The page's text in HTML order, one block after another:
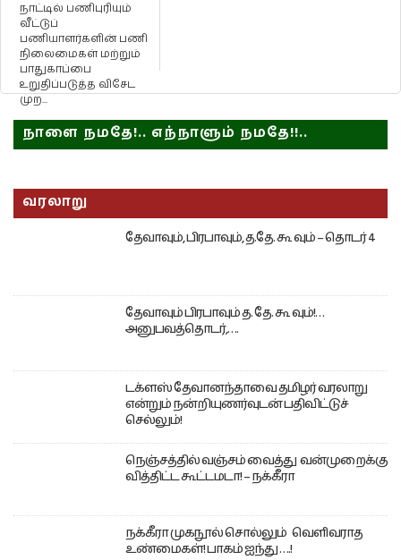
நாட்டில் பணிபுரியும்
வீட்டுப்
பணியாளர்களின் பணி
நிலைமைகள் மற்றும்
பாதுகாப்பை
உறுதிப்படுத்த விசேட
முற...
நாளை நமதே!.. எந்நாளும் நமதே!!..
வரலாறு
தேவாவும், பிரபாவும், த.தே. கூ வும் – தொடர் 4
தேவாவும் பிரபாவும் த. தே. கூ வும்!…
அனுபவத்தொடர்,….
டக்ளஸ் தேவானந்தாவை தமிழர் வரலாறு
என்றும் நன்றியுணர்வுடன் பதிவிட்டுச்
செல்லும்!
நெஞ்சத்தில் வஞ்சம் வைத்து வன்முறைக்கு
வித்திட்ட கூட்டமடா! – நக்கீரா
நக்கீரா முகநூல் சொல்லும் வெளிவராத
உண்மைகள்! பாகம் ஐந்து ….!